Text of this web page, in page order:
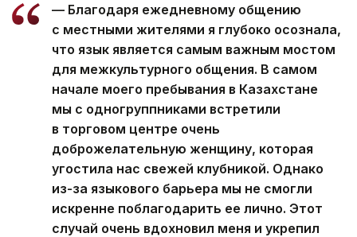
— Благодаря ежедневному общению
с местными жителями я глубоко осознала,
что язык является самым важным мостом
для межкультурного общения. В самом
начале моего пребывания в Казахстане
мы с одногруппниками встретили
в торговом центре очень
доброжелательную женщину, которая
угостила нас свежей клубникой. Однако
из-за языкового барьера мы не смогли
искренне поблагодарить ее лично. Этот
случай очень вдохновил меня и укрепил